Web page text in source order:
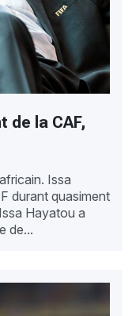
de la CAF,
Issa
durant quasiment
Hayatou a
de...